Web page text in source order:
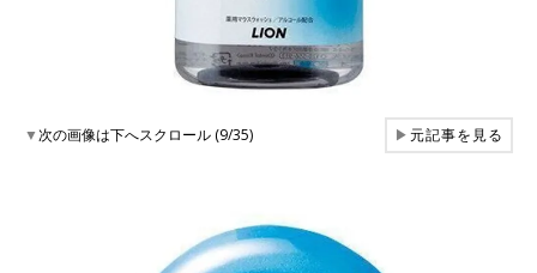
▼次の画像は下へスクロール (9/35) ▶元記事を見る